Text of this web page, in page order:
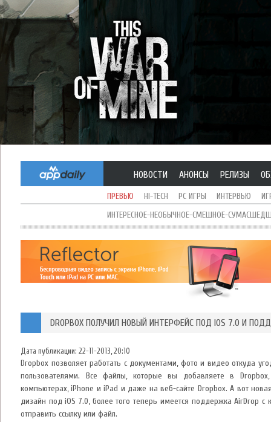
НОВОСТИ АНОНСЫ РЕЛИЗЫ
ПРЕВЬЮ HI-TECH PC ИГРЫ ИНТЕРВЬЮ
ИНТЕРЕСНОЕ-НЕОБЫЧНОЕ-СМЕШНОЕ-
DROPBOX ПОЛУЧИЛ НОВЫЙ ИНТЕРФЕЙС ПОД IOS 7.0 И
Дата публикации: 22-11-2013, 20:10
Dropbox позволяет работать с документами, фото и видео откуда
пользователями. Все файлы, которые вы добавляете в
компьютерах, iPhone и iPad и даже на веб-сайте Dropbox. А вот
дизайн под iOS 7.0, более того теперь имеется поддержка AirDrop
отправить ссылку или файл.